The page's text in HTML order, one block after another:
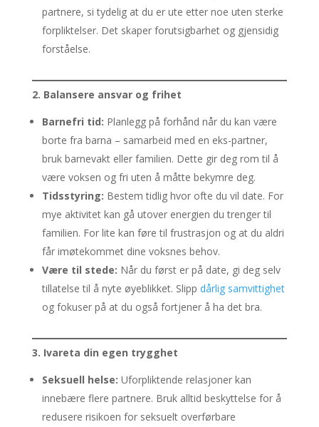
partnere, si tydelig at du er ute etter noe uten sterke
forpliktelser. Det skaper forutsigbarhet og gjensidig
forståelse.
2. Balansere ansvar og frihet
Barnefri tid: Planlegg på forhånd når du kan være
borte fra barna – samarbeid med en eks-partner,
bruk barnevakt eller familien. Dette gir deg rom til å
være voksen og fri uten å måtte bekymre deg.
Tidsstyring: Bestem tidlig hvor ofte du vil date. For
mye aktivitet kan gå utover energien du trenger til
familien. For lite kan føre til frustrasjon og at du aldri
får imøtekommet dine voksnes behov.
Være til stede: Når du først er på date, gi deg selv
tillatelse til å nyte øyeblikket. Slipp dårlig samvittighet
og fokuser på at du også fortjener å ha det bra.
3. Ivareta din egen trygghet
Seksuell helse: Uforpliktende relasjoner kan
innebære flere partnere. Bruk alltid beskyttelse for å
redusere risikoen for seksuelt overførbare